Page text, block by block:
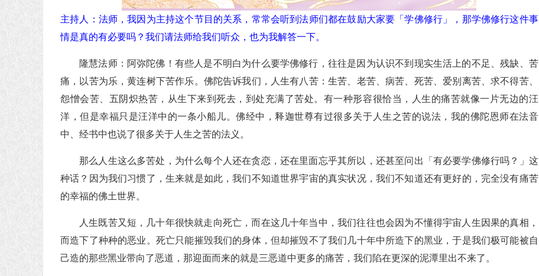
主持人：法师，我因为主持这个节目的关系，常常会听到法师们都在鼓励大家要「学佛修行」，那学佛修行这件事
情是真的有必要吗？我们请法师给我们听众，也为我解答一下。
隆慧法师：阿弥陀佛！有些人是不明白为什么要学佛修行，往往是因为认识不到现实生活上的不足、残缺、苦
痛，以苦为乐，黄连树下苦作乐。佛陀告诉我们，人生有八苦：生苦、老苦、病苦、死苦、爱别离苦、求不得苦、
怨憎会苦、五阴炽热苦，从生下来到死去，到处充满了苦处。有一种形容很恰当，人生的痛苦就像一片无边的汪
洋，但是幸福只是汪洋中的一条小船儿。佛经中，释迦世尊有过很多关于人生之苦的说法，我的佛陀恩师在法音
中、经书中也说了很多关于人生之苦的法义。
那么人生这么多苦处，为什么每个人还在贪恋，还在里面忘乎其所以，还甚至问出「有必要学佛修行吗？」这
种话？因为我们习惯了，生来就是如此，我们不知道世界宇宙的真实状况，我们不知道还有更好的，完全没有痛苦
的幸福的佛土世界。
人生既苦又短，几十年很快就走向死亡，而在这几十年当中，我们往往也会因为不懂得宇宙人生因果的真相，
而造下了种种的恶业。死亡只能摧毁我们的身体，但却摧毁不了我们几十年中所造下的黑业，于是我们极可能被自
己造的那些黑业带向了恶道，那迎面而来的就是三恶道中更多的痛苦，我们陷在更深的泥潭里出不来了。